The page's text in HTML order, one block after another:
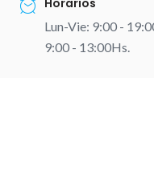
Lun-Vie: 9:00 -
9:00 - 13:00Hs.